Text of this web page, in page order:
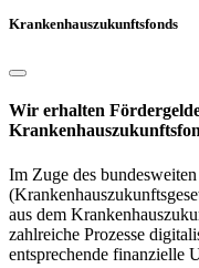
Krankenhauszukunftsfonds
Wir erhalten
Im Zuge des
aus dem
zahlreiche Prozesse
entsprechende finanzielle